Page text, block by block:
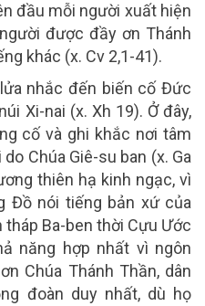
đầu mỗi người xuất hiện
được đầy ơn Thánh
khác (x. Cv 2,1-41).
nhắc đến biến cố Đức
Xi-nai (x. Xh 19). Ở đây,
cố và ghi khắc nơi tâm
do Chúa Giê-su ban (x. Ga
thiên hạ kinh ngạc, vì
Đồ nói tiếng bản xứ của
Ba-ben thời Cựu Ước
năng hợp nhất vì ngôn
Chúa Thánh Thần, dân
đoàn duy nhất, dù họ